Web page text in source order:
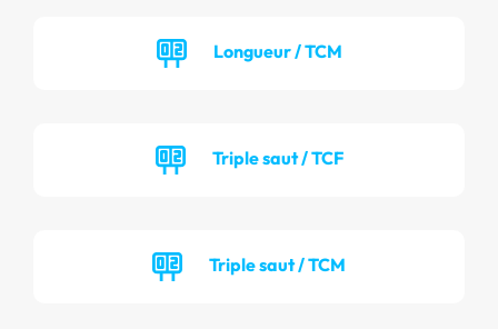
Longueur / TCM
Triple saut / TCF
Triple saut / TCM